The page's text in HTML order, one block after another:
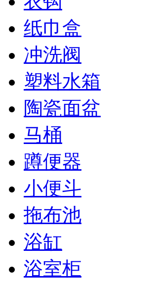
纸巾盒
冲洗阀
塑料水箱
陶瓷面盆
马桶
蹲便器
小便斗
拖布池
浴缸
浴室柜